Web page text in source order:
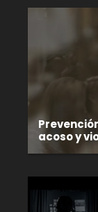
acoso y